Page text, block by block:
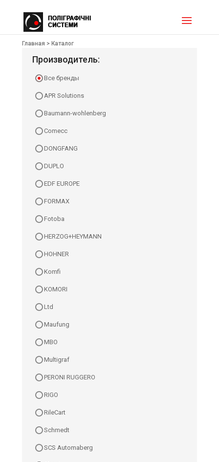
Главная > Каталог
Производитель:
Все бренды
APR Solutions
Baumann-wohlenberg
Comecc
DONGFANG
DUPLO
EDF EUROPE
FORMAX
Fotoba
HERZOG+HEYMANN
HOHNER
Komfi
KOMORI
Ltd
Maufung
MBO
Multigraf
PERONI RUGGERO
RIGO
RileCart
Schmedt
SCS Automaberg